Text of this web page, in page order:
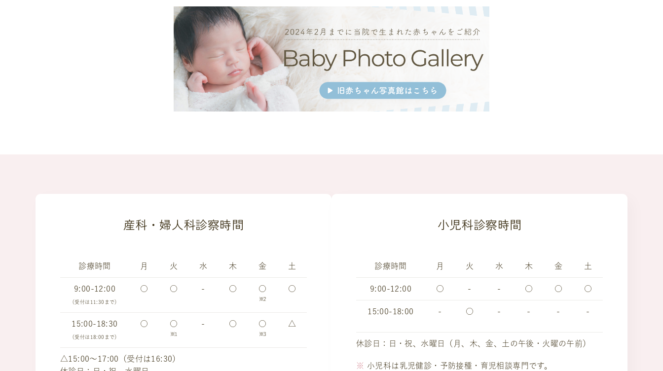
産科・婦人科診察時間
診療時間 月 火 水 木 金 土
9:00-12:00
（受付は11:30まで）
○ ○ - ○ ○
※2
○
15:00-18:30
（受付は18:00まで）
○ ○
※1
- ○ ○
※3
△
△15:00～17:00（受付は16:30）
小児科診察時間
診療時間 月 火 水 木 金 土
9:00-12:00 ○ - - ○ ○ ○
15:00-18:00 - ○ - - - -
休診日：日・祝、水曜日（月、木、金、土の午後・火曜の午前）
小児科は乳児健診・予防接種・育児相談専門です。